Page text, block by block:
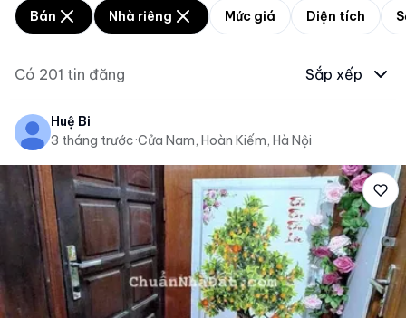
Bán Nhà riêng Mức giá Diện tích
Có 201 tin đăng Sắp xếp
Huệ Bi
3 tháng trước·Cửa Nam, Hoàn Kiếm, Hà Nội